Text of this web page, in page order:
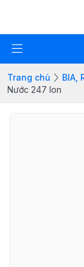
Trang chủ BIA,
Nước 247 lon